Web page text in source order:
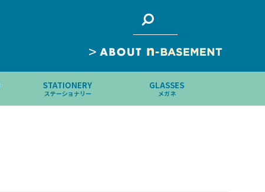
>
STATIONERY
ステーショナリー
GLASSES
メガネ